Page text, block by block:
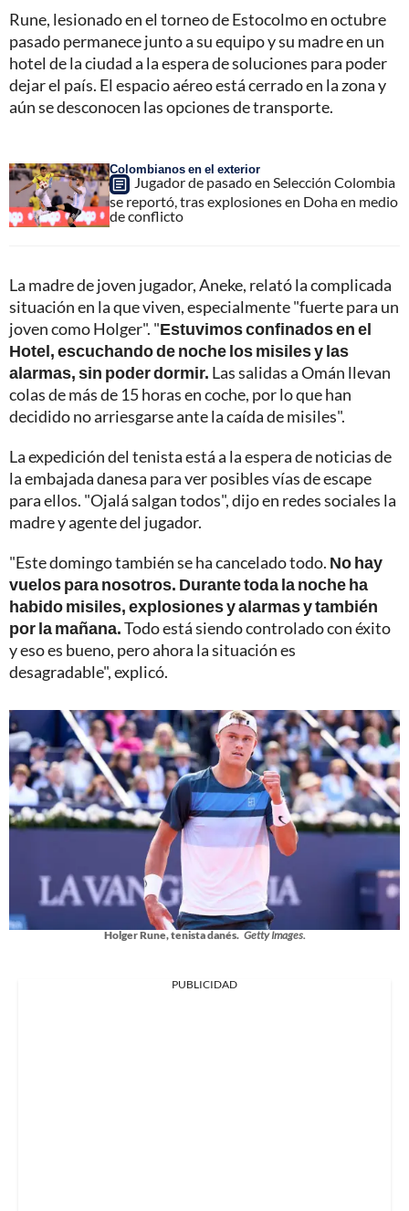
Rune, lesionado en el torneo de Estocolmo en octubre
pasado permanece junto a su equipo y su madre en un
hotel de la ciudad a la espera de soluciones para poder
dejar el país. El espacio aéreo está cerrado en la zona y
aún se desconocen las opciones de transporte.
Colombianos en el exterior
Jugador de pasado en Selección Colombia
se reportó, tras explosiones en Doha en medio
de conflicto
La madre de joven jugador, Aneke, relató la complicada
situación en la que viven, especialmente "fuerte para un
joven como Holger". "Estuvimos confinados en el
Hotel, escuchando de noche los misiles y las
alarmas, sin poder dormir. Las salidas a Omán llevan
colas de más de 15 horas en coche, por lo que han
decidido no arriesgarse ante la caída de misiles".
La expedición del tenista está a la espera de noticias de
la embajada danesa para ver posibles vías de escape
para ellos. "Ojalá salgan todos", dijo en redes sociales la
madre y agente del jugador.
"Este domingo también se ha cancelado todo. No hay
vuelos para nosotros. Durante toda la noche ha
habido misiles, explosiones y alarmas y también
por la mañana.Todo está siendo controlado con éxito
y eso es bueno, pero ahora la situación es
desagradable", explicó.
Holger Rune, tenista danés. Getty Images.
PUBLICIDAD